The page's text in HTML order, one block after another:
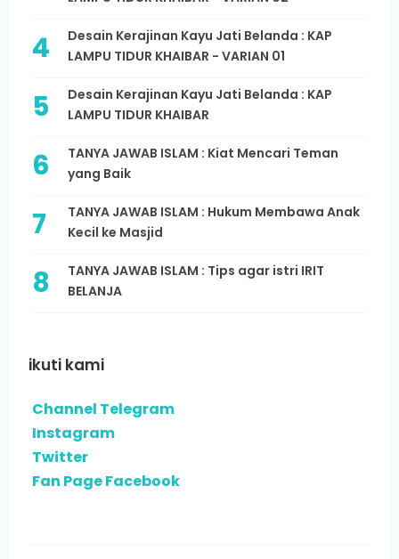
Desain Kerajinan Kayu Jati Belanda : KAP
LAMPU TIDUR KHAIBAR - VARIAN 01
Desain Kerajinan Kayu Jati Belanda : KAP
LAMPU TIDUR KHAIBAR
TANYA JAWAB ISLAM : Kiat Mencari Teman
yang Baik
TANYA JAWAB ISLAM : Hukum Membawa Anak
Kecil ke Masjid
TANYA JAWAB ISLAM : Tips agar istri IRIT
BELANJA
ikuti kami
Channel Telegram
Instagram
Twitter
Fan Page Facebook